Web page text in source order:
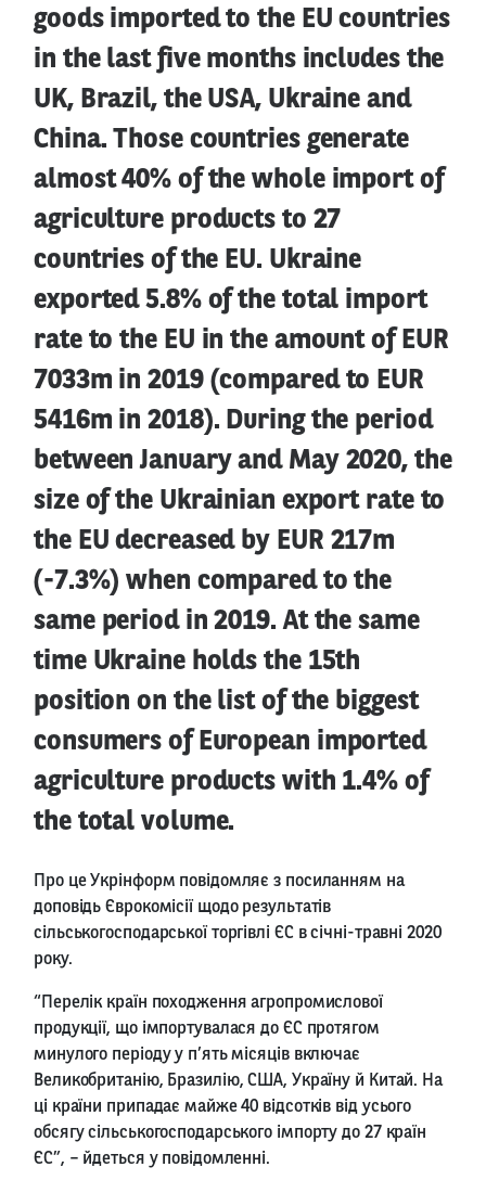
goods imported to the EU countries
in the last five months includes the
UK, Brazil, the USA, Ukraine and
China. Those countries generate
almost 40% of the whole import of
agriculture products to 27
countries of the EU. Ukraine
exported 5.8% of the total import
rate to the EU in the amount of EUR
7033m in 2019 (compared to EUR
5416m in 2018). During the period
between January and May 2020, the
size of the Ukrainian export rate to
the EU decreased by EUR 217m
(-7.3%) when compared to the
same period in 2019. At the same
time Ukraine holds the 15th
position on the list of the biggest
consumers of European imported
agriculture products with 1.4% of
the total volume.
Про це Укрінформ повідомляє з посиланням на
доповідь Єврокомісії щодо результатів
сільськогосподарської торгівлі ЄС в січні-травні 2020
року.
“Перелік країн походження агропромислової
продукції, що імпортувалася до ЄС протягом
минулого періоду у п’ять місяців включає
Великобританію, Бразилію, США, Україну й Китай. На
ці країни припадає майже 40 відсотків від усього
обсягу сільськогосподарського імпорту до 27 країн
ЄС”, – йдеться у повідомленні.